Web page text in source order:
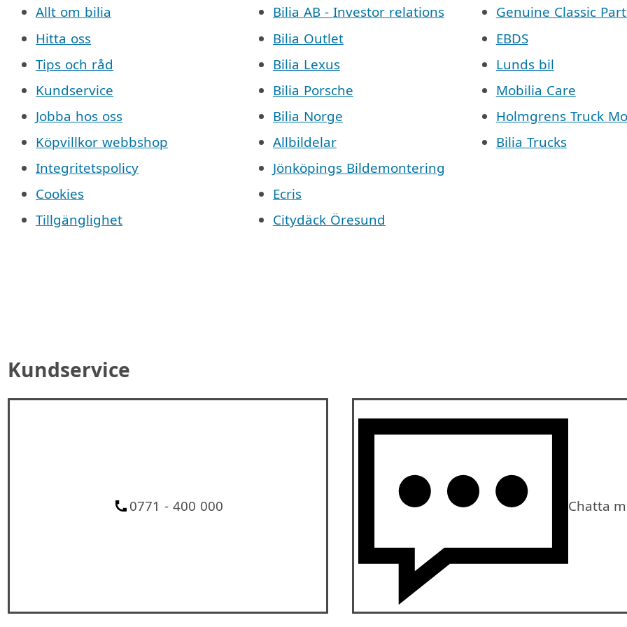
Allt om bilia
Hitta oss
Tips och råd
Kundservice
Jobba hos oss
Köpvillkor webbshop
Integritetspolicy
Cookies
Tillgänglighet
Bilia AB - Investor relations
Bilia Outlet
Bilia Lexus
Bilia Porsche
Bilia Norge
Allbildelar
Jönköpings Bildemontering
Ecris
Citydäck Öresund
Genuine Classic
EBDS
Lunds bil
Mobilia Care
Holmgrens Truck
Bilia Trucks
Kundservice
0771 - 400 000 Chatta